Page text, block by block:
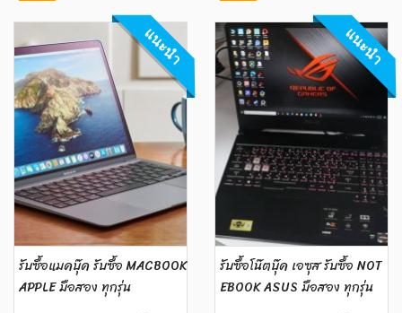
แนะนำ
รับซื้อแมคบุ๊ค รับซื้อ MACBOOK
APPLE มือสอง ทุกรุ่น
แนะนำ
รับซื้อโน๊ตบุ๊ค เอซุส รับซื้อ NOT
EBOOK ASUS มือสอง ทุกรุ่น